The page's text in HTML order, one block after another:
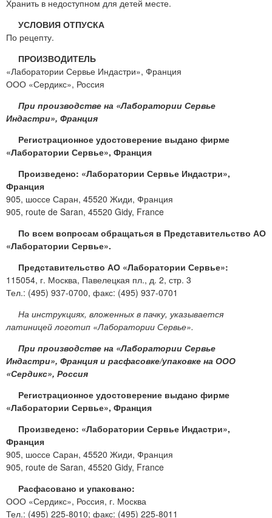
Хранить в недоступном для детей месте.
УСЛОВИЯ ОТПУСКА
По рецепту.
ПРОИЗВОДИТЕЛЬ
«Лаборатории Сервье Индастри», Франция
ООО «Сердикс», Россия
При производстве на «Лаборатории Сервье
Индастри», Франция
Регистрационное удостоверение выдано фирме
«Лаборатории Сервье», Франция
Произведено: «Лаборатории Сервье Индастри»,
Франция
905, шоссе Саран, 45520 Жиди, Франция
905, route de Saran, 45520 Gidy, France
По всем вопросам обращаться в Представительство АО
«Лаборатории Сервье».
Представительство АО «Лаборатории Сервье»:
115054, г. Москва, Павелецкая пл., д. 2, стр. 3
Тел.: (495) 937-0700, факс: (495) 937-0701
На инструкциях, вложенных в пачку, указывается
латиницей логотип «Лаборатории Сервье».
При производстве на «Лаборатории Сервье
Индастри», Франция и расфасовке/упаковке на ООО
«Сердикс», Россия
Регистрационное удостоверение выдано фирме
«Лаборатории Сервье», Франция
Произведено: «Лаборатории Сервье Индастри»,
Франция
905, шоссе Саран, 45520 Жиди, Франция
905, route de Saran, 45520 Gidy, France
Расфасовано и упаковано:
ООО «Сердикс», Россия, г. Москва
Тел.: (495) 225-8010; факс: (495) 225-8011